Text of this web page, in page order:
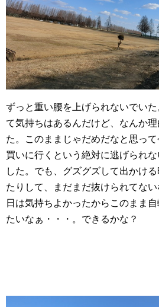
ずっと重い腰を上げられないでい
て気持ちはあるんだけど、なんか
た。このままじゃだめだなと思っ
買いに行くという絶対に逃げられ
した。でも、グズグズして出かけ
たりして、まだまだ抜けられてな
日は気持ちよかったからこのまま
たいなぁ・・・。できるかな？